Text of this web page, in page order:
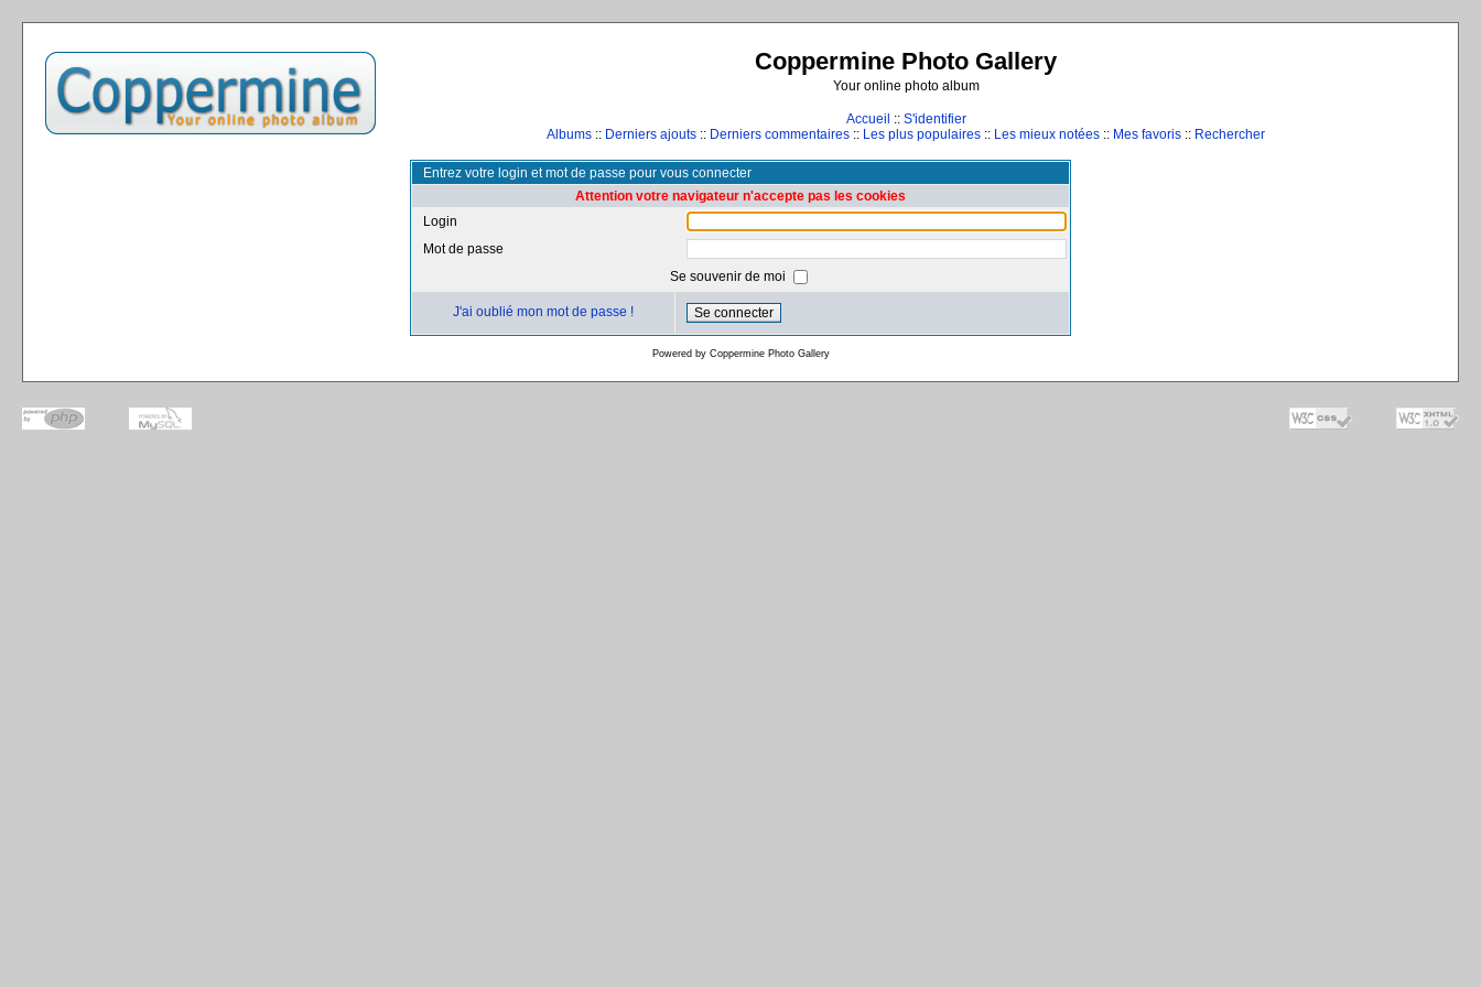
Coppermine Photo Gallery
Your online photo album
Accueil :: S'identifier
Albums :: Derniers ajouts :: Derniers commentaires :: Les plus populaires :: Les mieux notées :: Mes favoris :: Rechercher
Entrez votre login et mot de passe pour vous connecter
Attention votre navigateur n'accepte pas les cookies
Login
Mot de passe
Se souvenir de moi
J'ai oublié mon mot de passe !
Powered by Coppermine Photo Gallery